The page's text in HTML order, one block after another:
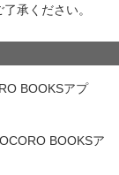
承ください。
BOOKSアプ
BOOKSア